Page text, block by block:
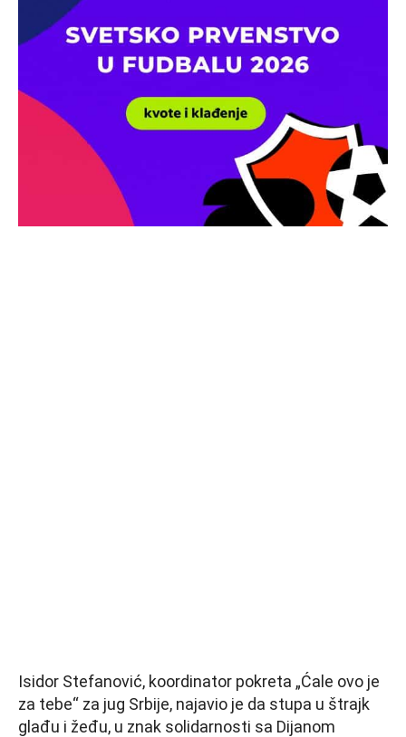
Isidor Stefanović, koordinator pokreta „Ćale ovo je
za tebe“ za jug Srbije, najavio je da stupa u štrajk
glađu i žeđu, u znak solidarnosti sa Dijanom